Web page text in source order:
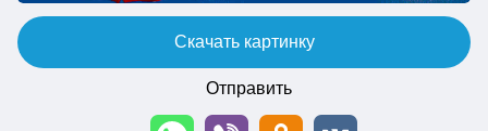
Скачать картинку
Отправить